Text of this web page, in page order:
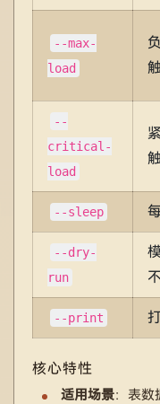
--max-
load
--
critical-
load
--sleep
--dry-
run
--print
核心特性
适用场景：表数